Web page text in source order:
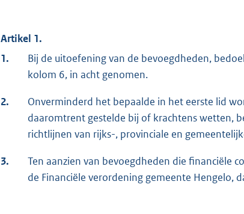
Artikel 1.
1.
Bij de uitoefening van de bevoegdheden,
kolom 6, in acht genomen.
2.
Onverminderd het bepaalde in het eerste lid
daaromtrent gestelde bij of krachtens wetten,
richtlijnen van rijks-, provinciale en
3.
Ten aanzien van bevoegdheden die financiële
de Financiële verordening gemeente Hengelo,